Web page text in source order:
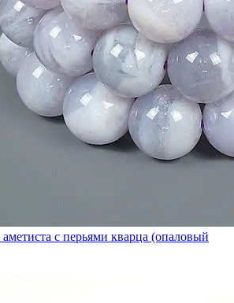
с перьями кварца (опаловый